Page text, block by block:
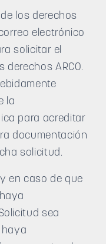
los derechos
electrónico
solicitar el
ARCO.
la
para acreditar
documentación
solicitud.
en caso de que
sea